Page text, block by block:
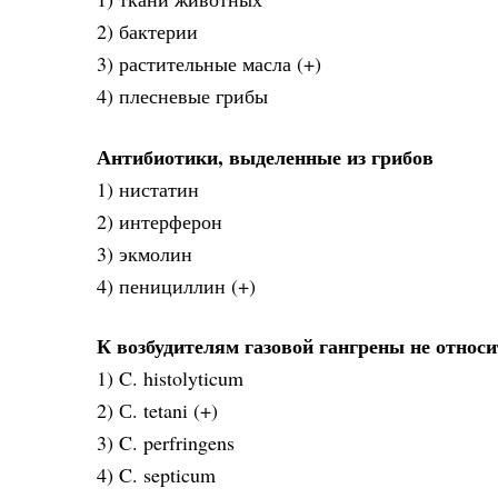
2) бактерии
3) растительные масла (+)
4) плесневые грибы
Антибиотики, выделенные из грибов
1) нистатин
2) интерферон
3) экмолин
4) пенициллин (+)
К возбудителям газовой гангрены не
1) C. histolyticum
2) С. tetani (+)
3) C. perfringens
4) C. septicum